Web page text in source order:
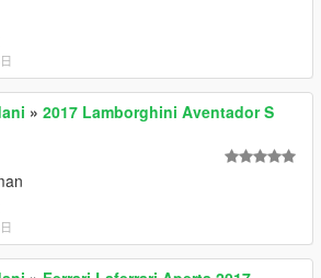
» 2017 Lamborghini Aventador S